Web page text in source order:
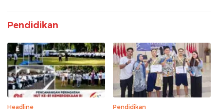
Pendidikan
Headline Pendidikan